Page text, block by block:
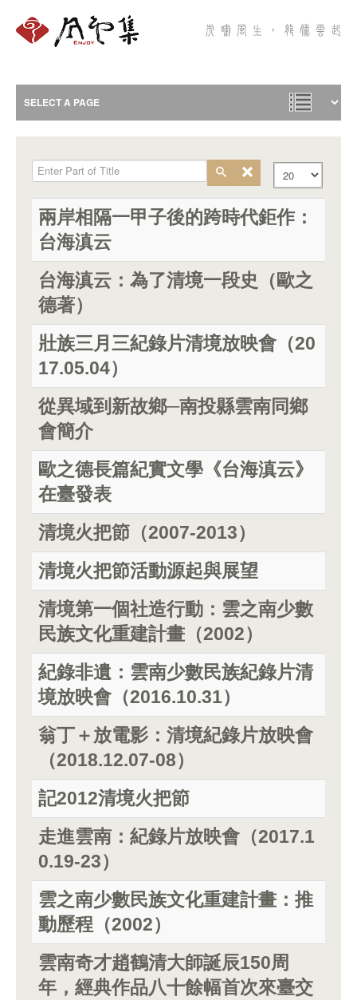
Enter Part of Title
兩岸相隔一甲子後的跨時代鉅作：
台海滇云
台海滇云：為了清境一段史（歐之
德著）
壯族三月三紀錄片清境放映會（20
17.05.04）
從異域到新故鄉─南投縣雲南同鄉
會簡介
歐之德長篇紀實文學《台海滇云》
在臺發表
清境火把節（2007-2013）
清境火把節活動源起與展望
清境第一個社造行動：雲之南少數
民族文化重建計畫（2002）
紀錄非遺：雲南少數民族紀錄片清
境放映會（2016.10.31）
翁丁＋放電影：清境紀錄片放映會
（2018.12.07-08）
記2012清境火把節
走進雲南：紀錄片放映會（2017.1
0.19-23）
雲之南少數民族文化重建計畫：推
動歷程（2002）
雲南奇才趙鶴清大師誕辰150周
年，經典作品八十餘幅首次來臺交